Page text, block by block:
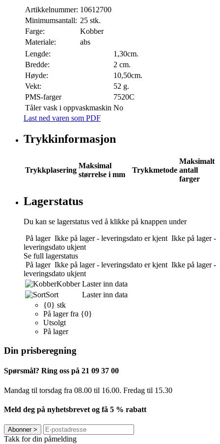
Artikkelnummer: 10612700
Minimumsantall: 25 stk.
Farge:
Kobber
Materiale:
abs
Lengde:
1,30cm.
Bredde:
2 cm.
Høyde:
10,50cm.
Vekt:
52 g.
PMS-farger
7520C
Tåler vask i oppvaskmaskin No
Last ned varen som PDF
Trykkinformasjon
Trykkplasering
Maksimal
størrelse i mm
Trykkmetode
Maksimalt
antall
farger
Lagerstatus
Du kan se lagerstatus ved å klikke på knappen under
På lager Ikke på lager - leveringsdato er kjent Ikke på lager -
leveringsdato ukjent
Se full lagerstatus
På lager Ikke på lager - leveringsdato er kjent Ikke på lager -
leveringsdato ukjent
Kobber Laster inn data
Sort
Laster inn data
{0} stk
På lager fra {0}
Utsolgt
På lager
Din prisberegning
Spørsmål? Ring oss på 21 09 37 00
Mandag til torsdag ​​fra 08.00 til 16.00. Fredag til 15.30
Meld deg på nyhetsbrevet og få 5 % rabatt
Abonner>
Takk for din påmelding